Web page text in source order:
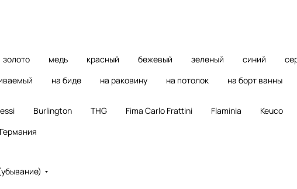
золото медь красный бежевый зеленый синий
на биде на раковину на потолок на борт ванны
Burlington THG Fima Carlo Frattini Flaminia
Keuco
Германия